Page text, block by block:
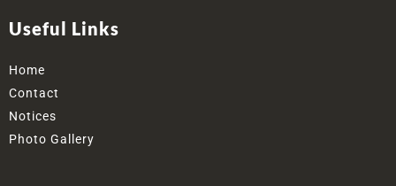
Useful Links
Home
Contact
Notices
Photo Gallery